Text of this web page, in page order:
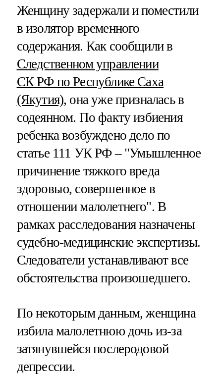
Женщину задержали и поместили
в изолятор временного
содержания. Как сообщили в
Следственном управлении
СК РФ по Республике Саха
(Якутия), она уже призналась в
содеянном. По факту избиения
ребенка возбуждено дело по
статье 111 УК РФ – "Умышленное
причинение тяжкого вреда
здоровью, совершенное в
отношении малолетнего". В
рамках расследования назначены
судебно-медицинские экспертизы.
Следователи устанавливают все
обстоятельства произошедшего.
По некоторым данным, женщина
избила малолетнюю дочь из-за
затянувшейся послеродовой
депрессии.